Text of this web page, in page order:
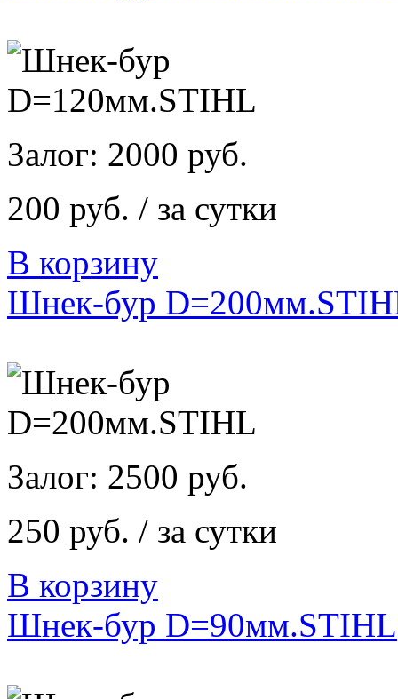
Залог: 2000 руб.
200 руб. / за сутки
В корзину
Шнек-бур
Залог: 2500 руб.
250 руб. / за сутки
В корзину
Шнек-бур D=90мм.STIHL